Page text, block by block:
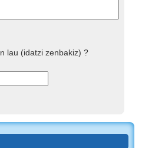
lau (idatzi zenbakiz) ?